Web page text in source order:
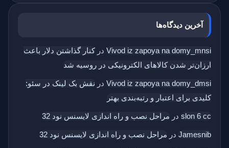
آخرین دیدگاه‌ها
Vivod iz zapoya na domy_mnsi درکنار گذاشتن دلار باعث
ارزان‌تر شدن کالاهای الکترونیکی در روسیه شد
Vivod iz zapoya na domy_dmsi در نقش بک‌ لینک در سئو:
کلیدی برای اعتبار و رتبه‌بندی بهتر
slon 6 cc در مراحل نصب و راه اندازی لایسنس نود 32
Jamesnib در مراحل نصب و راه اندازی لایسنس نود 32